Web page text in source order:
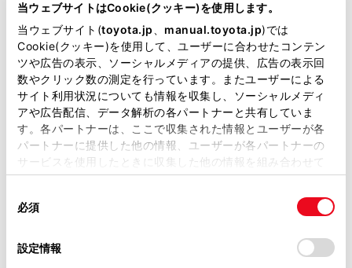
当ウェブサイトはCookie(クッキー)を使用します。
当ウェブサイト(toyota.jp manual.toyota.jp)では
Cookie(クッキー)を使用して、ユーザーに合わせたコンテン
ツや広告の表示、ソーシャルメディアの提供、広告の表示回
数やクリック数の測定を行っています。またユーザーによる
サイト利用状況についても情報を収集し、ソーシャルメディ
アや広告配信、データ解析の各パートナーと共有していま
す。各パートナーは、ここで収集された情報とユーザーが各
パートナーに提供した他の情報、ユーザーが各パートナーの
サービスを使用したときに収集した他の情報を組み合わせて
使用することがあります。当ウェブサイトの使用を続行する
デバイスにすべてのCookie(クッキー)が保存されることに同
意したことになります。Cookie(クッキー)のオプトアウト、
必須
設定情報
22,880 円1台分 （消費税抜き20,800円）
保証
トヨタ純正用品：3年間6万
km
WEBカタログ